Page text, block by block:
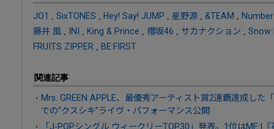
JO1 SixTONES Hey! Say! JUMP 星野源 &TEAM
藤井 風
INI King & Prince 櫻坂46 サカナクション
Snow
FRUITS ZIPPER
BE:FIRST
関連記事
Mrs. GREEN APPLE、最優秀アーティスト賞2連覇達成した
での“クスシキ”ライヴ・パフォーマンス公開
「J-POPシングル ウィークリーTOP30」発表。1位はME:I